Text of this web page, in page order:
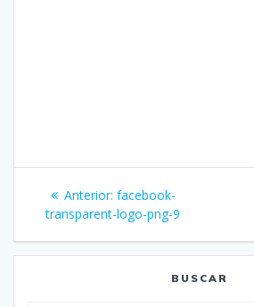
Navegación
de
entradas
Anterior: Entrada
anterior:
facebook-
transparent-logo-png-9
BUSCAR